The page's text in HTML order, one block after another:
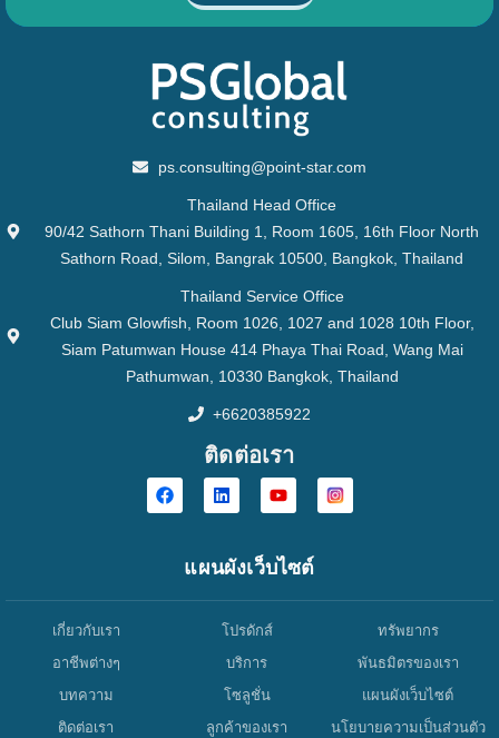
ps.consulting@point-star.com
Thailand Head Office
90/42 Sathorn Thani Building 1, Room 1605, 16th Floor North
Sathorn Road, Silom, Bangrak 10500, Bangkok, Thailand
Thailand Service Office
Club Siam Glowfish, Room 1026, 1027 and 1028 10th Floor,
Siam Patumwan House 414 Phaya Thai Road, Wang Mai
Pathumwan, 10330 Bangkok, Thailand
+6620385922
ติดต่อเรา
แผนผังเว็บไซต์
เกี่ยวกับเรา
อาชีพต่างๆ
บทความ
ติดต่อเรา
โปรดักส์
บริการ
โซลูชั่น
ลูกค้าของเรา
ทรัพยากร
พันธมิตรของเรา
แผนผังเว็บไซต์
นโยบายความเป็นส่วนตัว